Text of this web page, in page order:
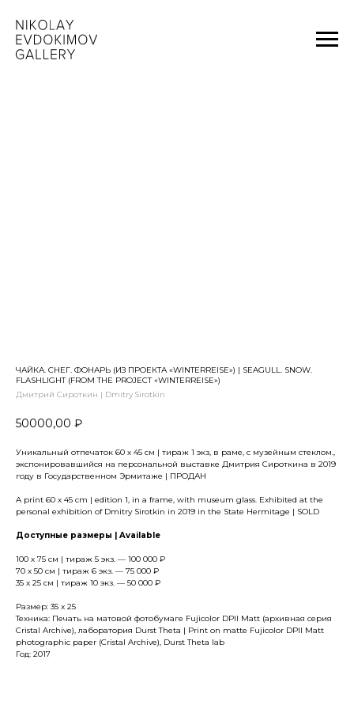
ЧАЙКА. СНЕГ. ФОНАРЬ (ИЗ ПРОЕКТА «WINTERREISE») | SEAGULL. SNOW.
FLASHLIGHT (FROM THE PROJECT «WINTERREISE»)
Дмитрий Сироткин | Dmitry Sirotkin
50000,00 ₽
Уникальный отпечаток 60 х 45 см | тираж 1 экз, в раме, с музейным стеклом.,
экспонировавшийся на персональной выставке Дмитрия Сироткина в 2019
году в Государственном Эрмитаже | ПРОДАН
A print 60 х 45 cm | edition 1, in a frame, with museum glass. Exhibited at the
personal exhibition of Dmitry Sirotkin in 2019 in the State Hermitage | SOLD
Доступные размеры | Available
100 х 75 см | тираж 5 экз. — 100 000 ₽
70 х 50 см | тираж 6 экз. — 75 000 ₽
35 х 25 см | тираж 10 экз. — 50 000 ₽
Размер: 35 x 25
Техника: Печать на матовой фотобумаге Fujicolor DPII Matt (архивная серия
Cristal Archive), лаборатория Durst Theta | Print on matte Fujicolor DPII Matt
photographic paper (Cristal Archive), Durst Theta lab
Год: 2017